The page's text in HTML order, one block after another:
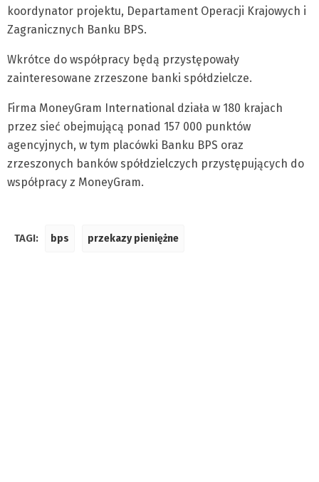
koordynator projektu, Departament Operacji Krajowych i
Zagranicznych Banku BPS.
Wkrótce do współpracy będą przystępowały
zainteresowane zrzeszone banki spółdzielcze.
Firma MoneyGram International działa w 180 krajach
przez sieć obejmującą ponad 157 000 punktów
agencyjnych, w tym placówki Banku BPS oraz
zrzeszonych banków spółdzielczych przystępujących do
współpracy z MoneyGram.
TAGI: bps przekazy pieniężne